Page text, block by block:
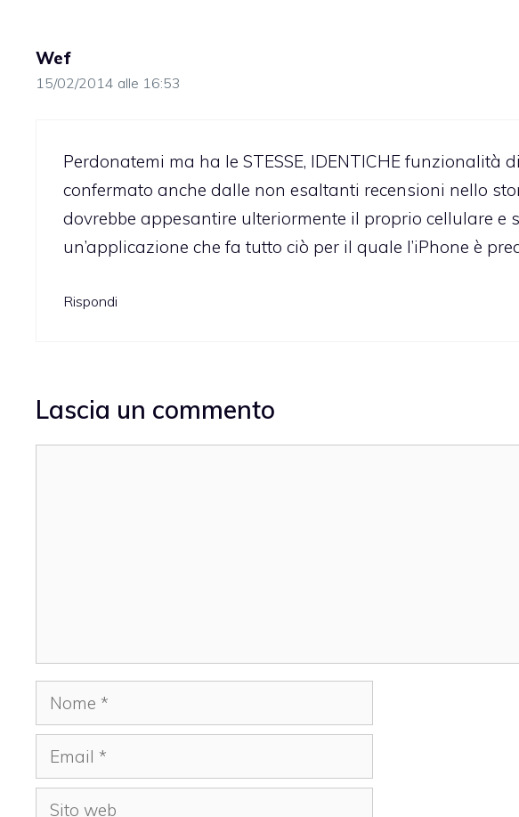
Wef
15/02/2014 alle 16:53
Perdonatemi ma ha le STESSE, IDENTICHE funzionalità
confermato anche dalle non esaltanti recensioni nello
dovrebbe appesantire ulteriormente il proprio cellulare e
un’applicazione che fa tutto ciò per il quale l’iPhone è
Rispondi
Lascia un commento
Nome
Email
Sito